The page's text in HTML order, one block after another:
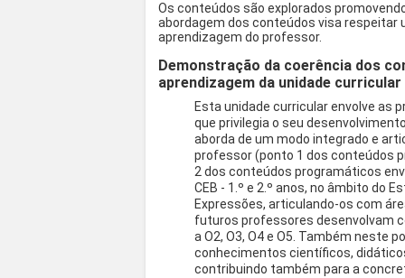
Os conteúdos são explorados
abordagem dos conteúdos visa respeitar
aprendizagem do professor.
Demonstração da coerência dos
aprendizagem da unidade curricular
Esta unidade curricular envolve as
que privilegia o seu
aborda de um modo integrado e
professor (ponto 1 dos conteúdos
2 dos conteúdos programáticos
CEB - 1.º e 2.º anos, no âmbito do
Expressões, articulando-os com
futuros professores desenvolvam
a O2, O3, O4 e O5. Também neste
conhecimentos científicos,
contribuindo também para a